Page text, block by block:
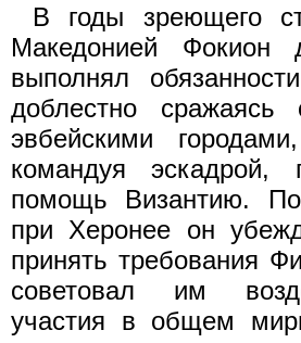
В годы зреющего
Македонией Фокион
выполнял
доблестно
эвбейскими
командуя эскадрой,
помощь Византию.
при Херонее он
принять требования
советовал им
участия в общем